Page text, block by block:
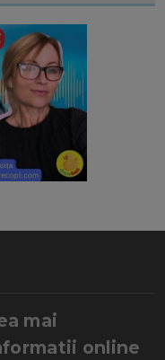
mai
online